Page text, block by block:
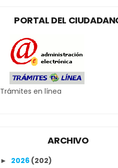
PORTAL DEL
Trámites en línea
ARCHIVO
► 2026 (202)